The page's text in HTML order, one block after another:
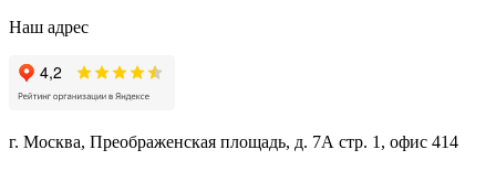
Наш адрес
г. Москва, Преображенская площадь, д. 7А стр. 1, офис 414